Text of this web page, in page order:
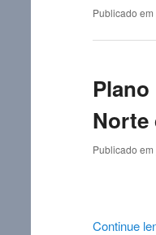
Publicado em
Norte
Publicado em
Continue